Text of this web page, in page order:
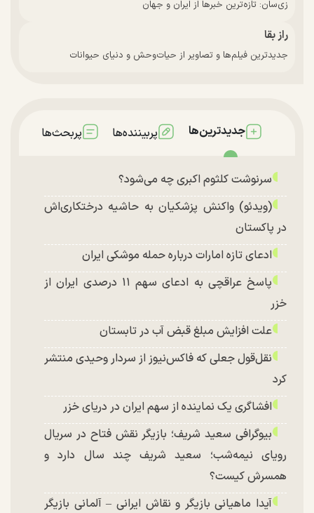
زی‌سان: تازه‌ترین خبرها از ایران و جهان
راز بقا
جدیدترین فیلم‌ها و تصاویر از حیات‌وحش و دنیای حیوانات
جدیدترین‌ها پربیننده‌ها پربحث‌ها
سرنوشت کلثوم اکبری چه می‌شود؟
(ویدئو) واکنش پزشکیان به حاشیه درختکاری‌اش
در پاکستان
ادعای تازه امارات درباره حمله موشکی ایران
پاسخ عراقچی به ادعای سهم ۱۱ درصدی ایران از
خزر
علت افزایش مبلغ قبض آب در تابستان
نقل‌قول جعلی که فاکس‌نیوز از سردار وحیدی منتشر
کرد
افشاگری یک نماینده از سهم ایران در دریای خزر
بیوگرافی سعید شریف؛ بازیگر نقش فتاح در سریال
رویای نیمه‌شب؛ سعید شریف چند سال دارد و
همسرش کیست؟
آیدا ماهیانی بازیگر و نقاش ایرانی – آلمانی بازیگر